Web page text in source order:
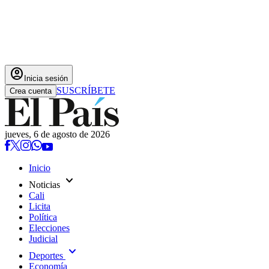
account_circle Inicia sesión
Crea cuenta SUSCRÍBETE
jueves, 6 de agosto de 2026
Inicio
Noticias expand_more
Cali
Licita
Política
Elecciones
Judicial
Deportes expand_more
Economía